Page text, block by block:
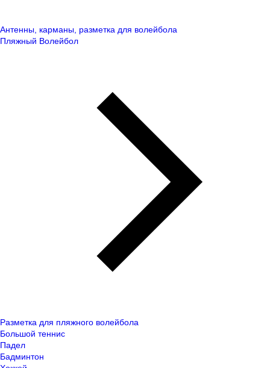
Антенны, карманы, разметка для волейбола
Пляжный Волейбол
Разметка для пляжного волейбола
Большой теннис
Падел
Бадминтон